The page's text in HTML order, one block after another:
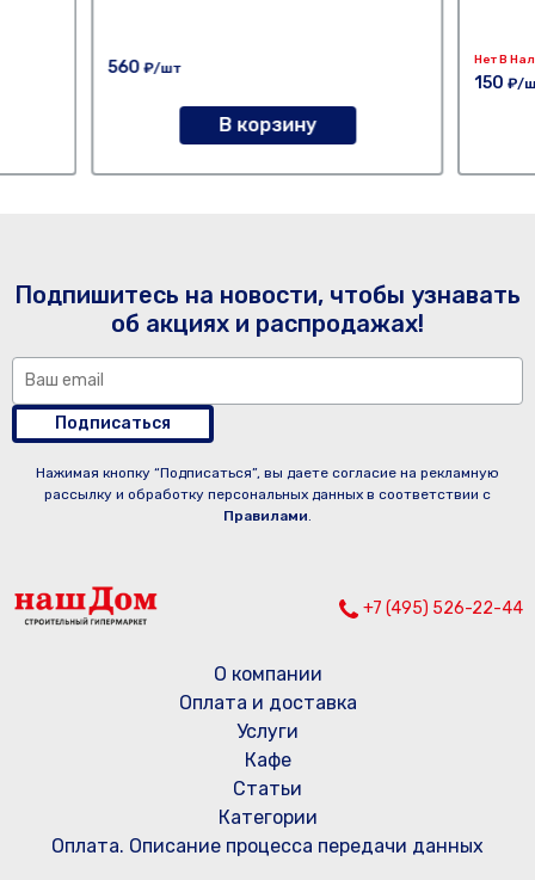
560 ₽/шт
В корзину
Нет В
150 ₽/
Подпишитесь на новости, чтобы узнавать
об акциях и распродажах!
Подписаться
Нажимая кнопку “Подписаться”, вы даете согласие на рекламную
рассылку и обработку персональных данных в соответствии с
Правилами.
+7 (495) 526-22-44
О компании
Оплата и доставка
Услуги
Кафе
Статьи
Категории
Оплата. Описание процесса передачи данных